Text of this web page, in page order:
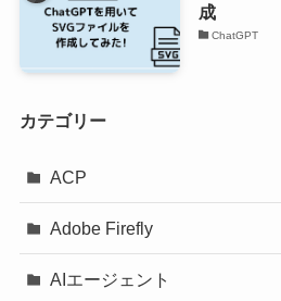
成
ChatGPT
カテゴリー
ACP
Adobe Firefly
AIエージェント